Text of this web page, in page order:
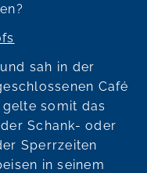
sah in der
Café
somit das
Schank- oder
Sperrzeiten
in seinem